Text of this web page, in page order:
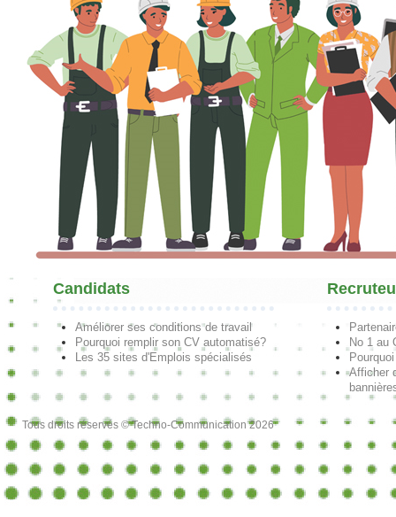
Candidats
Améliorer ses conditions de travail
Pourquoi remplir son CV automatisé?
Les 35 sites d'Emplois spécialisés
No 1 au
Afficher
Tous droits réservés © Techno-Communication 2026